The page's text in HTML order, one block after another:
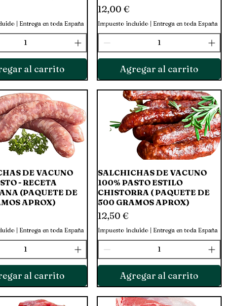
| Entrega en toda España
al carrito
Precio
12,00 €
Impuesto incluido | Entrega en toda España
Agregar al carrito
Vista rápida
DE VACUNO
- RECETA
(PAQUETE DE
APROX)
| Entrega en toda España
al carrito
Vista rápida
SALCHICHAS DE VACUNO
100% PASTO ESTILO
CHISTORRA ( PAQUETE DE
500 GRAMOS APROX)
Precio
12,50 €
Impuesto incluido | Entrega en toda España
Agregar al carrito